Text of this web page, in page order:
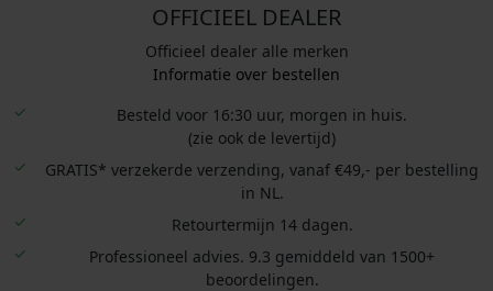
OFFICIEEL DEALER
Officieel dealer alle merken
Informatie over bestellen
Besteld voor 16:30 uur, morgen in huis.
(zie ook de levertijd)
GRATIS* verzekerde verzending, vanaf €49,- per bestelling
in NL.
Retourtermijn 14 dagen.
Professioneel advies. 9.3 gemiddeld van 1500+
beoordelingen.